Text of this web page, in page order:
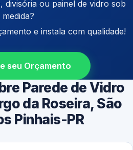
divisória ou painel de vidro sob
medida?
e instala com qualidade!
seu Orçamento
Parede de Vidro
da Roseira, São
Pinhais-PR